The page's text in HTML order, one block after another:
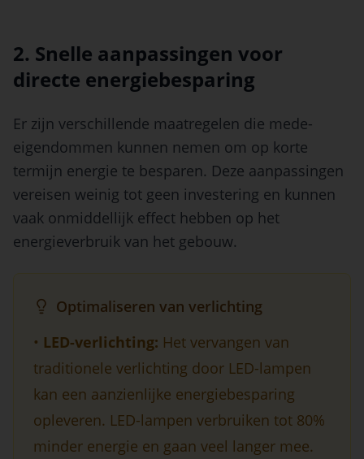
2. Snelle aanpassingen voor
directe energiebesparing
Er zijn verschillende maatregelen die mede-
eigendommen kunnen nemen om op korte
termijn energie te besparen. Deze aanpassingen
vereisen weinig tot geen investering en kunnen
vaak onmiddellijk effect hebben op het
energieverbruik van het gebouw.
Optimaliseren van verlichting
• LED-verlichting: Het vervangen van
traditionele verlichting door LED-lampen
kan een aanzienlijke energiebesparing
opleveren. LED-lampen verbruiken tot 80%
minder energie en gaan veel langer mee.